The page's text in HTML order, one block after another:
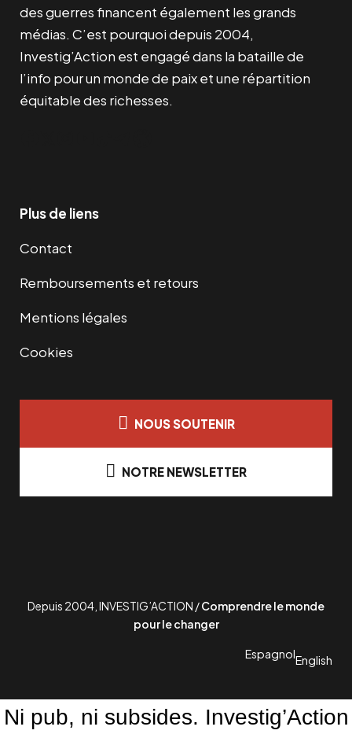
des guerres financent également les grands
médias. C’est pourquoi depuis 2004,
Investig’Action est engagé dans la bataille de
l’info pour un monde de paix et une répartition
équitable des richesses.
Plus de liens
Contact
Remboursements et retours
Mentions légales
Cookies
NOUS SOUTENIR
NOTRE NEWSLETTER
Depuis 2004, INVESTIG’ACTION /Comprendre le monde
pour le changer
EspagnolEnglish
Ni pub, ni subsides. Investig’Action